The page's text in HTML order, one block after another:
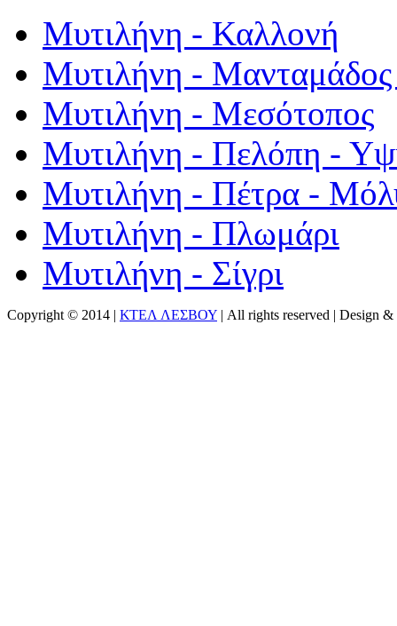
Μυτιλήνη - Καλλονή
Μυτιλήνη - Μανταμάδος
Μυτιλήνη - Μεσότοπος
Μυτιλήνη - Πελόπη -
Μυτιλήνη - Πέτρα -
Μυτιλήνη - Πλωμάρι
Μυτιλήνη - Σίγρι
Copyright © 2014 | ΚΤΕΛ ΛΕΣΒΟΥ | All rights reserved | Design &